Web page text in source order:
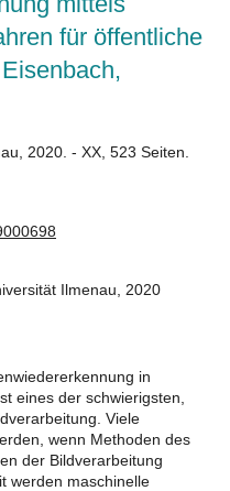
für öffentliche
2020. - XX, 523 Seiten.
Ilmenau, 2020
in
eines der schwierigsten,
Viele
wenn Methoden des
der Bildverarbeitung
werden maschinelle